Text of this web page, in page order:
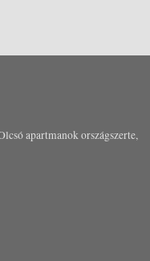
apartmanok országszerte,